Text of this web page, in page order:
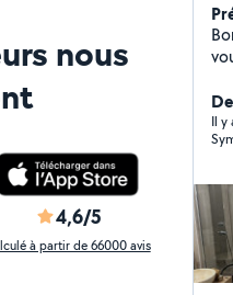
nous
4,6/5
à partir de 66000 avis
Bonjour,
plomberie
propre
Il y